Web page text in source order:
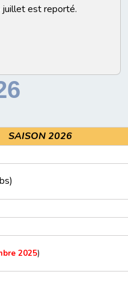
juillet est reporté.
SAISON 2026
2025)